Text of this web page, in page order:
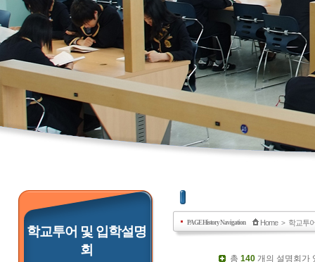
학교투어 및 입학설명
회
PAGE History Navigation Home > 학교투
총 140 개의 설명회가